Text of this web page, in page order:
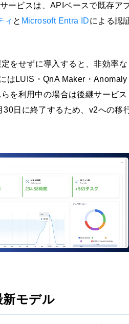
ービスは、APIベースで既存ア
ィ と Microsoft Entra IDによる認
をせずに導入すると、非効率な
はLUIS・QnA Maker・Anomaly
を利用中の場合は後継サービス
日に終了するため、v2への移
モデル